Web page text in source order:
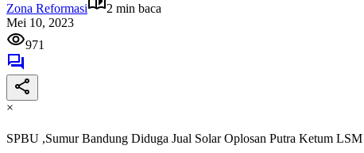
Zona Reformasi
2 min baca
Mei 10, 2023
971
×
SPBU ,Sumur Bandung Diduga Jual Solar Oplosan Putra Ketum